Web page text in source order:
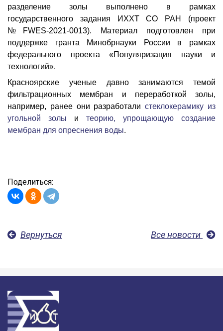
разделение золы выполнено в рамках
государственного задания ИХХТ СО РАН (проект
№FWES-2021-0013).
Материал подготовлен при
поддержке гранта Минобрнауки России в рамках
федерального проекта «Популяризация науки и
технологий».
Красноярские ученые давно занимаются темой
фильтрационных мембран и переработкой золы,
например, ранее они разработалистеклокерамику из
угольной золы и теорию, упрощающую создание
мембран для опреснения воды.
Поделиться:
Вернуться Все новости